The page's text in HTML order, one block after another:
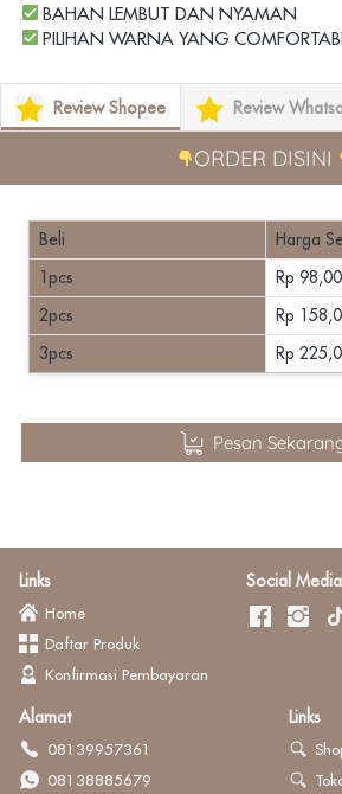
BAHAN LEMBUT DAN NYAMAN
PILIHAN WARNA YANG
Review Shopee Review
ORDER DISINI
Beli
Harga
1pcs
Rp
2pcs
Rp
3pcs
Rp
` Pesan
Links
Home
Daftar Produk
Konfirmasi Pembayaran
Social Media
Alamat
08139957361
08138885679
Links